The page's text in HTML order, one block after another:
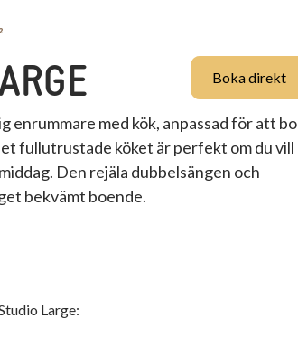
Boka direkt
enrummare med kök, anpassad för att bo
fullutrustade köket är perfekt om du vill
Den rejäla dubbelsängen och
bekvämt boende.
Large: